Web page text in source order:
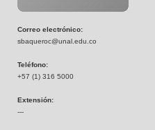
Correo electrónico:
sbaqueroc@unal.edu.co
Teléfono:
+57 (1) 316 5000
Extensión:
---